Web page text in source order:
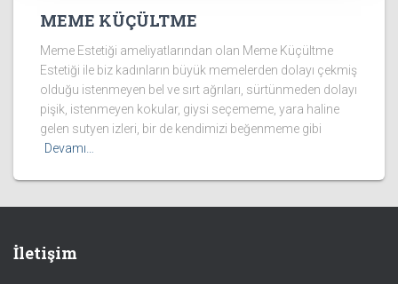
MEME KÜÇÜLTME
Meme Estetiği ameliyatlarından olan Meme Küçültme
Estetiği ile biz kadınların büyük memelerden dolayı çekmiş
olduğu istenmeyen bel ve sırt ağrıları, sürtünmeden dolayı
pişik, istenmeyen kokular, giysi seçememe, yara haline
gelen sutyen izleri, bir de kendimizi beğenmeme gibi
Devamı…
İletişim